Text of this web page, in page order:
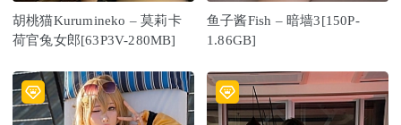
胡桃猫Kurumineko – 莫莉卡
荷官兔女郎[63P3V-280MB]
鱼子酱Fish – 暗墙3[150P-
1.86GB]